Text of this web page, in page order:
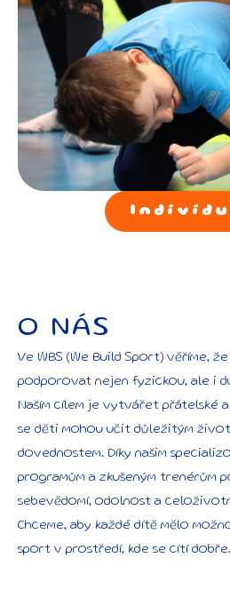
O NÁS
Ve WBS (We Build Sport) věříme,
podporovat nejen fyzickou, ale i
Naším cílem je vytvářet přátelské
se děti mohou učit důležitým
dovednostem. Díky našim
programům a zkušeným trenérům
sebevědomí, odolnost a
Chceme, aby každé dítě mělo
sport v prostředí, kde se cítí dobře.